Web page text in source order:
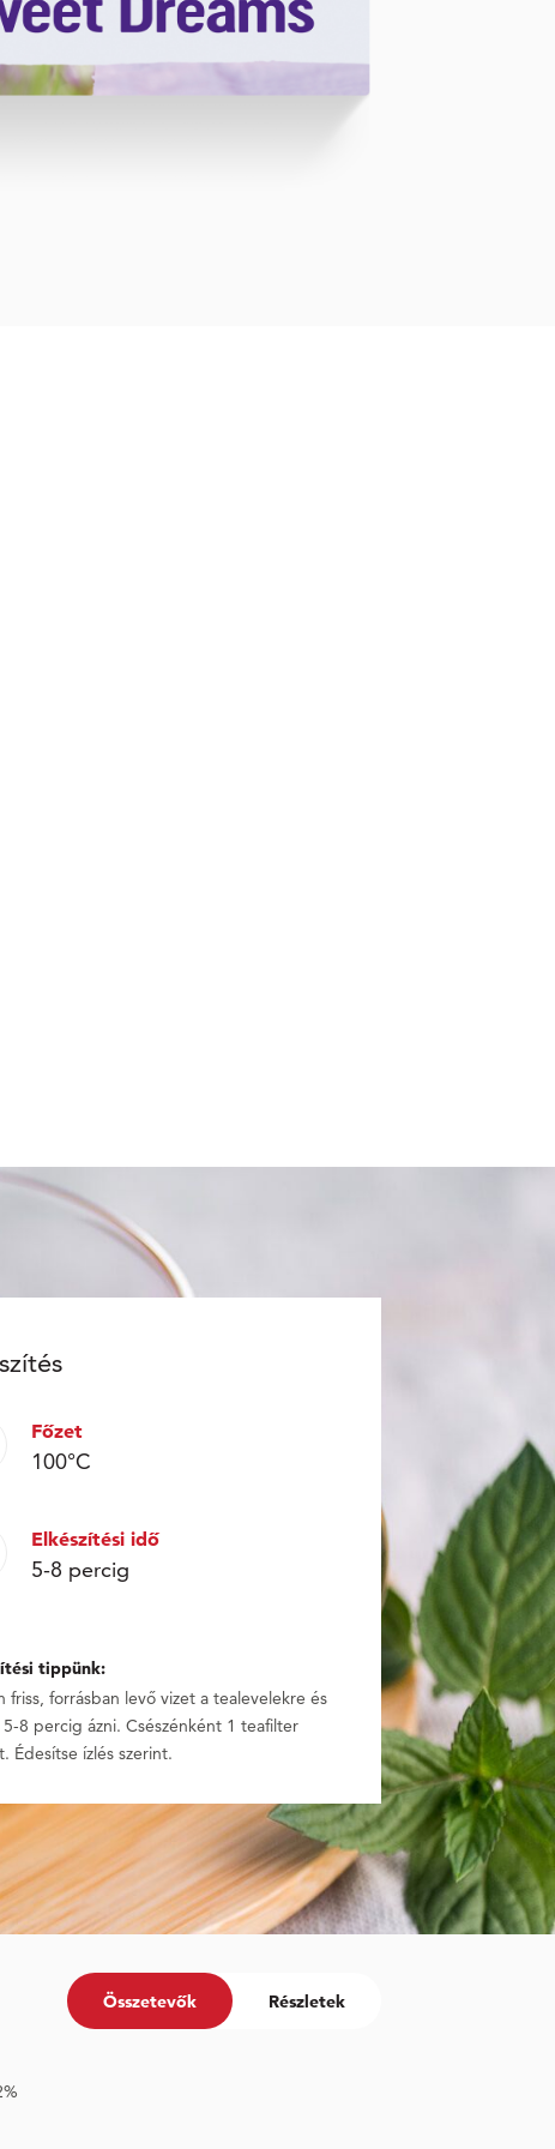
Főzet
100°C
Elkészítési idő
5-8 percig
tippünk:
friss, forrásban levő vizet a tealevelekre és
5-8 percig ázni. Csészénként 1 teafilter
Édesítse ízlés szerint.
Összetevők Részletek